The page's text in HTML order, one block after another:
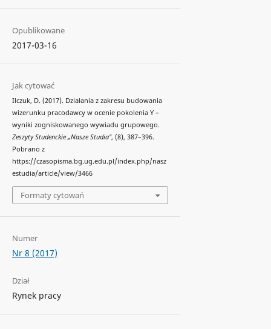
Opublikowane
2017-03-16
Jak cytować
Ilczuk, D. (2017). Działania z zakresu budowania
wizerunku pracodawcy w ocenie pokolenia Y –
wyniki zogniskowanego wywiadu grupowego.
Zeszyty Studenckie „Nasze Studia", (8), 387–396.
Pobrano z
https://czasopisma.bg.ug.edu.pl/index.php/nasz
estudia/article/view/3466
Formaty cytowań
Numer
Nr 8 (2017)
Dział
Rynek pracy